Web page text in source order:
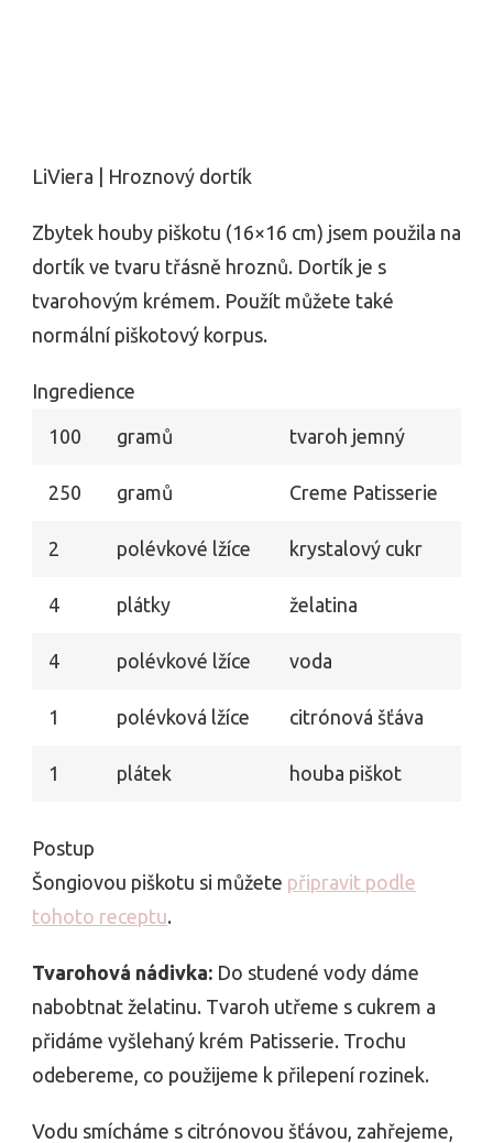
LiViera | Hroznový dortík
Zbytek houby piškotu (16×16 cm) jsem použila na
dortík ve tvaru třásně hroznů. Dortík je s
tvarohovým krémem. Použít můžete také
normální piškotový korpus.
Ingredience
100 gramů tvaroh jemný
250 gramů Creme Patisserie
2 polévkové lžíce krystalový cukr
4 plátky želatina
4 polévkové lžíce voda
1 polévková lžíce citrónová šťáva
1 plátek houba piškot
Postup
Šongiovou piškotu si můžete připravit podle
tohoto receptu.
Tvarohová nádivka: Do studené vody dáme
nabobtnat želatinu. Tvaroh utřeme s cukrem a
přidáme vyšlehaný krém Patisserie. Trochu
odebereme, co použijeme k přilepení rozinek.
Vodu smícháme s citrónovou šťávou, zahřejeme,